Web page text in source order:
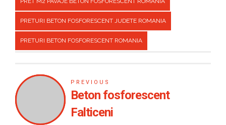
PRETURI BETON FOSFORESCENT JUDETE ROMANIA
PRETURI BETON FOSFORESCENT ROMANIA
PREVIOUS
Beton fosforescent
Falticeni